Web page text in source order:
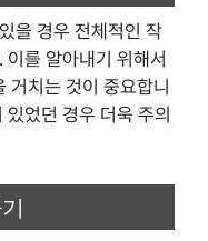
을 경우 전체적인 작
를 알아내기 위해서
거치는 것이 중요합니
었던 경우 더욱 주의